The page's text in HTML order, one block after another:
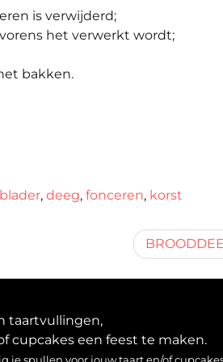
is verwijderd;
het verwerkt wordt;
bakken.
blader, deeg, fonceren, korst
taartvullingen,
cupcakes een feest te maken.